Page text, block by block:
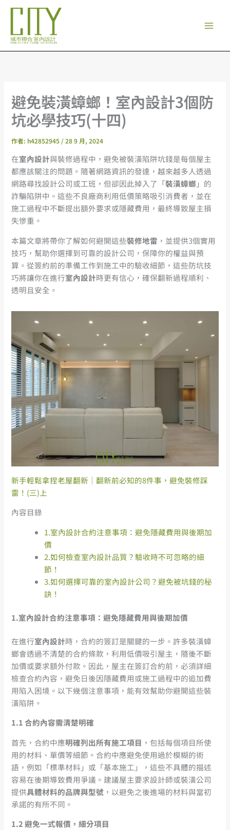
內
避免裝潢蟑螂！室內設計3個防
坑必學技巧(十四)
作者: h42852945/28 9 月, 2024
在室內設計與裝修過程中，避免被裝潢陷阱坑錢是每個屋主
都應該關注的問題。隨著網路資訊的發達，越來越多人透過
網路尋找設計公司或工班，但卻因此掉入了「裝潢蟑螂 」的
詐騙陷阱中。這些不良廠商利用低價策略吸引消費者，並在
施工過程中不斷提出額外要求或隱藏費用，最終導致屋主損
失慘重。
本篇文章將帶你了解如何避開這些裝修地雷 ，並提供3個實用
技巧，幫助你選擇到可靠的設計公司，保障你的權益與預
算。從簽約前的準備工作到施工中的驗收細節，這些防坑技
巧將讓你在進行室內設計時更有信心，確保翻新過程順利、
透明且安全。
新手輕鬆拿捏老屋翻新｜翻新前必知的8件事，避免裝修踩
雷！(三)上
內容目錄
1.室內設計合約注意事項：避免隱藏費用與後期加
價
2.如何檢查室內設計品質？驗收時不可忽略的細
節！
3.如何選擇可靠的室內設計公司？避免被坑錢的秘
訣！
1.室內設計合約注意事項：避免隱藏費用與後期加價
在進行室內設計時，合約的簽訂是關鍵的一步。許多裝潢蟑
螂會透過不清楚的合約條款，利用低價吸引屋主，隨後不斷
加價或要求額外付款。因此，屋主在簽訂合約前，必須詳細
檢查合約內容，避免日後因隱藏費用或施工過程中的追加費
用陷入困境。以下幾個注意事項，能有效幫助你避開這些裝
潢陷阱。
1.1合約內容需清楚明確
首先，合約中應明確列出所有施工項目 ，包括每個項目所使
用的材料、單價等細節。合約中應避免使用過於模糊的術
語，例如「標準材料」或「基本施工」，這些不具體的描述
容易在後期導致費用爭議。建議屋主要求設計師或裝潢公司
提供具體材料的品牌與型號 ，以避免之後進場的材料與當初
承諾的有所不同。
1.2避免一式報價，細分項目